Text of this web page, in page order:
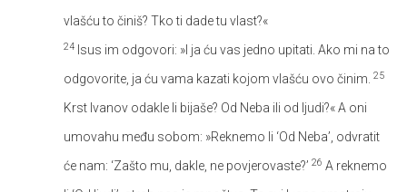
vlašću to činiš? Tko ti dade tu vlast?«
24 Isus im odgovori: »I ja ću vas jedno upitati. Ako mi na to
odgovorite, ja ću vama kazati kojom vlašću ovo činim. 25
Krst Ivanov odakle li bijaše? Od Neba ili od ljudi?« A oni
umovahu među sobom: »Reknemo li ‘Od Neba’, odvratit
će nam: ‘Zašto mu, dakle, ne povjerovaste?’ 26 A reknemo